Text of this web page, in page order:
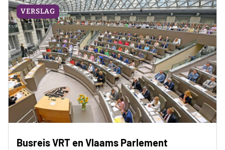
VERSLAG
Busreis VRT en Vlaams Parlement